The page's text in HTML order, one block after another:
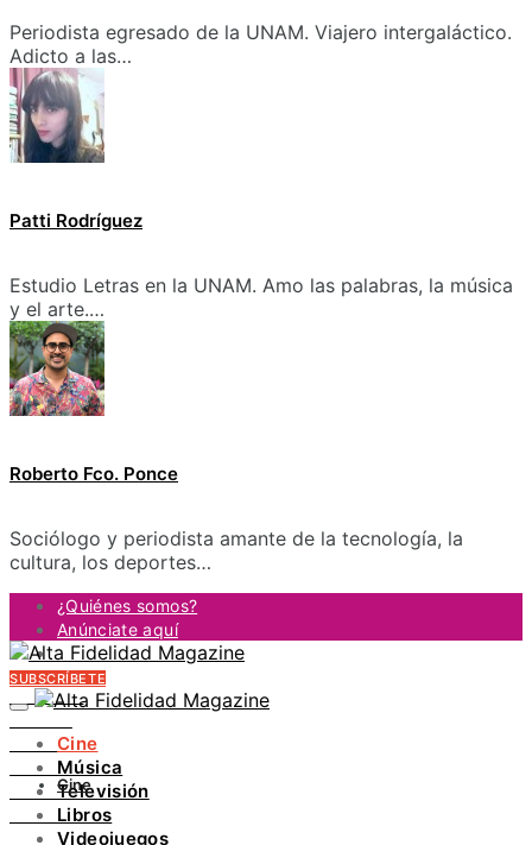
Periodista egresado de la UNAM. Viajero intergaláctico.
Adicto a las…
Patti Rodríguez
Estudio Letras en la UNAM. Amo las palabras, la música
y el arte.…
Roberto Fco. Ponce
Sociólogo y periodista amante de la tecnología, la
cultura, los deportes…
¿Quiénes somos?
Anúnciate aquí
Contacto
FACEBOOK
INSTAGRAM
PINTEREST
YOUTUBE
LINKEDIN
SUBSCRÍBETE
Cine
Música
Televisión
Libros
Videojuegos
Cine